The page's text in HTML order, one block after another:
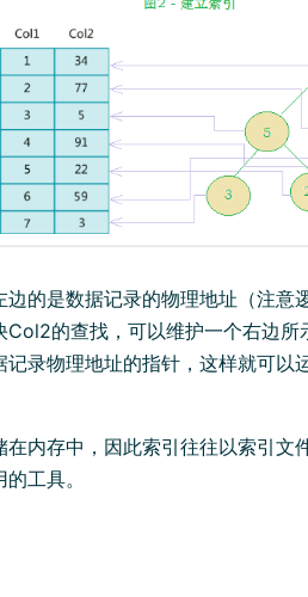
的是数据记录的物理地址（注意
的查找，可以维护一个右边所
录物理地址的指针，这样就可以
内存中，因此索引往往以索引文
工具。